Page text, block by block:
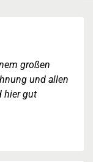
großen
und allen
hier gut